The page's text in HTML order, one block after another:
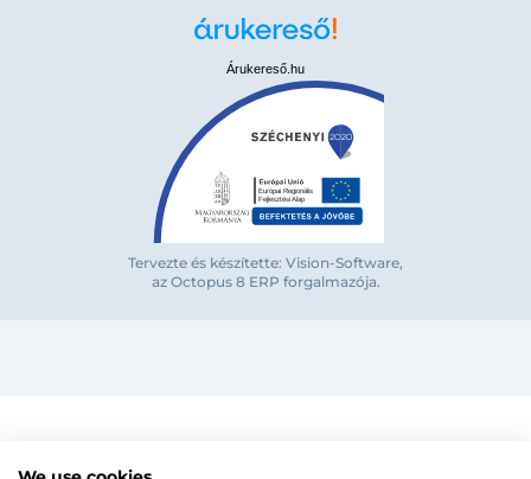
Bejelentkezés e-mail-címmel
Megjegyzés
MOZGÁSKORLÁTOZOTT TERMÉKEK
Radiátorok
Árukereső.hu
Tervezte és készítette: Vision-Software,
az Octopus 8 ERP forgalmazója.